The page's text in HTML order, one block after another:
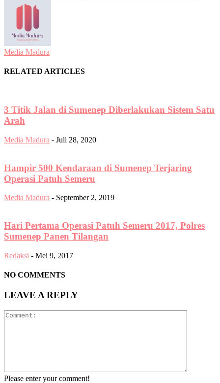
Media Madura
RELATED ARTICLES
3 Titik Jalan di Sumenep Diberlakukan Sistem Satu
Arah
Media Madura - Juli 28, 2020
Hampir 500 Kendaraan di Sumenep Terjaring
Operasi Patuh Semeru
Media Madura - September 2, 2019
Hari Pertama Operasi Patuh Semeru 2017, Polres
Sumenep Panen Tilangan
Redaksi - Mei 9, 2017
NO COMMENTS
LEAVE A REPLY
Please enter your comment!